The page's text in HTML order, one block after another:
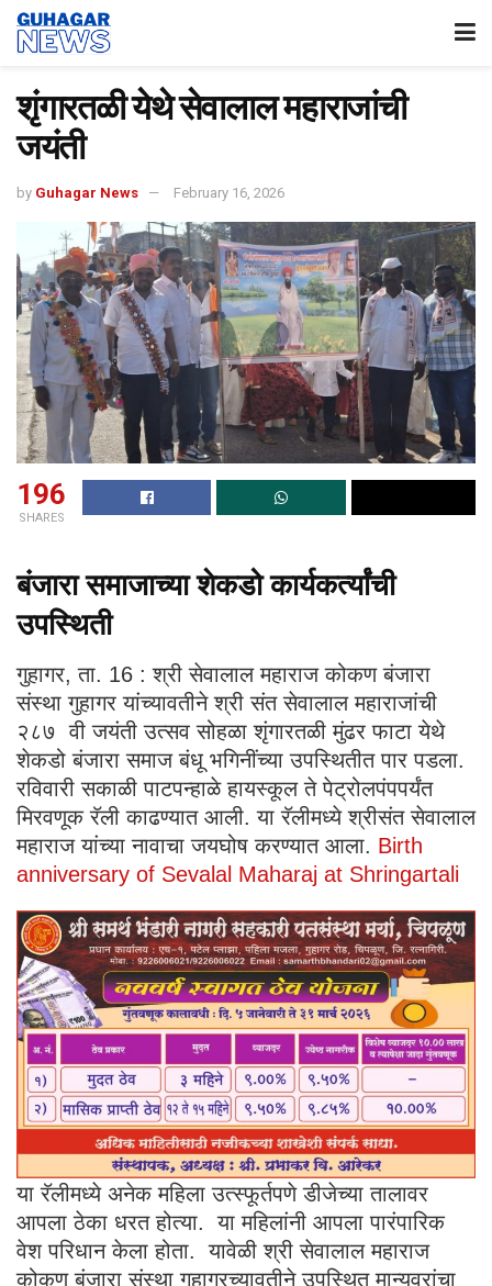
शृंगारतळी येथे सेवालाल महाराजांची
जयंती
by Guhagar News February 16, 2026
196
SHARES
बंजारा समाजाच्या शेकडो कार्यकर्त्यांची
उपस्थिती
गुहागर, ता. 16 : श्री सेवालाल महाराज कोकण बंजारा
संस्था गुहागर यांच्यावतीने श्री संत सेवालाल महाराजांची
२८७ वी जयंती उत्सव सोहळा शृंगारतळी मुंढर फाटा येथे
शेकडो बंजारा समाज बंधू भगिनींच्या उपस्थितीत पार पडला.
रविवारी सकाळी पाटपन्हाळे हायस्कूल ते पेट्रोलपंपपर्यंत
मिरवणूक रॅली काढण्यात आली. या रॅलीमध्ये श्रीसंत सेवालाल
महाराज यांच्या नावाचा जयघोष करण्यात आला. Birth
anniversary of Sevalal Maharaj at Shringartali
या रॅलीमध्ये अनेक महिला उत्स्फूर्तपणे डीजेच्या तालावर
आपला ठेका धरत होत्या. या महिलांनी आपला पारंपारिक
वेश परिधान केला होता. यावेळी श्री सेवालाल महाराज
कोकण बंजारा संस्था गुहागरच्यावतीने उपस्थित मान्यवरांचा